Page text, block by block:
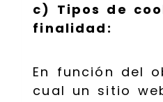
c) Tipos de
finalidad:
En función del
cual un sitio